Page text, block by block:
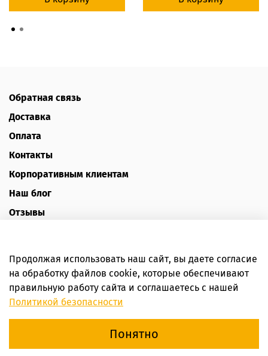
В корзину
Обратная связь
Доставка
Оплата
Контакты
Корпоративным клиентам
Наш блог
Отзывы
Пользовательское соглашение
Интернет-магазин HoneyForYou
Продолжая использовать наш сайт, вы даете согласие
на обработку файлов cookie, которые обеспечивают
правильную работу сайта и соглашаетесь с нашей
Политикой безопасности
Понятно